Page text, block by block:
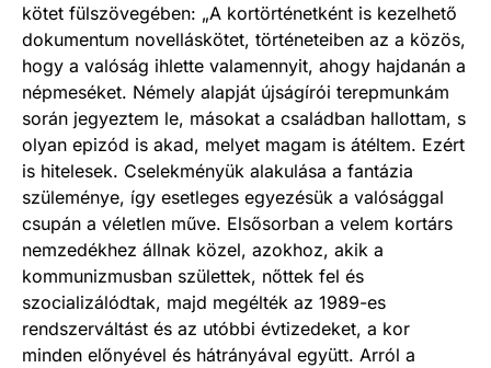
kötet fülszövegében: „A kortörténetként is kezelhető
dokumentum novelláskötet, történeteiben az a közös,
hogy a valóság ihlette valamennyit, ahogy hajdanán a
népmeséket. Némely alapját újságírói terepmunkám
során jegyeztem le, másokat a családban hallottam, s
olyan epizód is akad, melyet magam is átéltem. Ezért
is hitelesek. Cselekményük alakulása a fantázia
szüleménye, így esetleges egyezésük a valósággal
csupán a véletlen műve. Elsősorban a velem kortárs
nemzedékhez állnak közel, azokhoz, akik a
kommunizmusban születtek, nőttek fel és
szocializálódtak, majd megélték az 1989-es
rendszerváltást és az utóbbi évtizedeket, a kor
minden előnyével és hátrányával együtt. Arról a